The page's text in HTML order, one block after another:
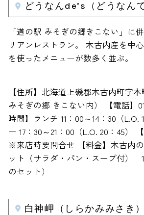
どうなんde’s（どうなん
「道の駅 みそぎの郷きこない」に
リアンレストラン。 木古内産を中
を使ったメニューが数多く並ぶ。
【住所】北海道上磯郡木古内町字
みそぎの郷 きこない内） 【電話】
時間】ランチ 11：00～14：30（L.O.
ー 17：30～21：00（L.O. 20：45）
※来店時要問合せ 【料金】木古内
ット（サラダ・パン・スープ付）
のセット）
白神岬（しらかみみさき）